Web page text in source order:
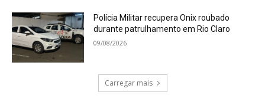
Polícia Militar recupera Onix roubado
durante patrulhamento em Rio Claro
09/08/2026
Carregar mais